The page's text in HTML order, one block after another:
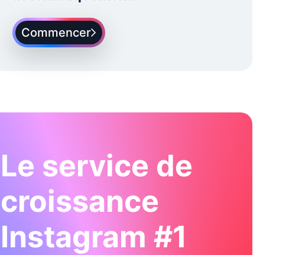
Commencer
Le service de
croissance
Instagram #1